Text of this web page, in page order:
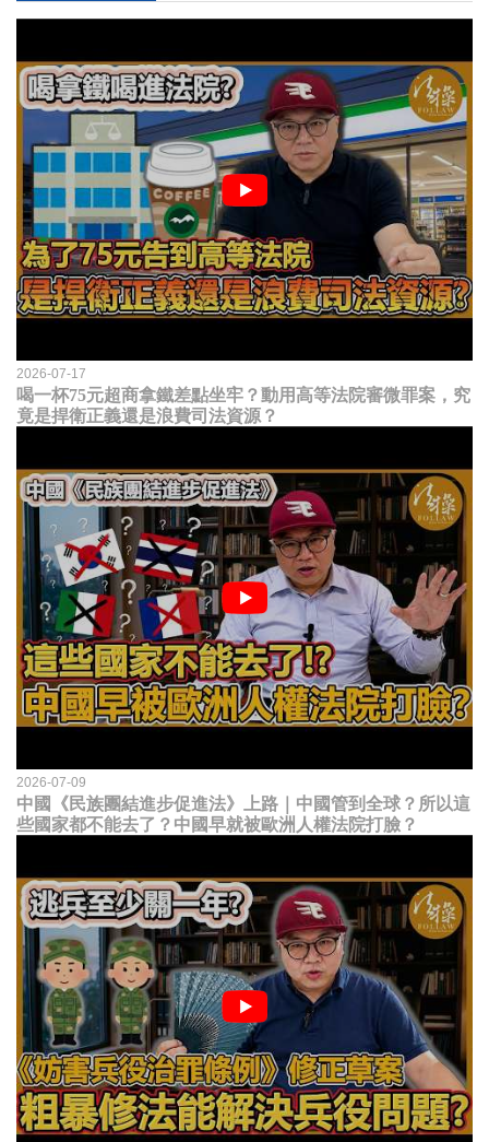
2026-07-17
喝一杯75元超商拿鐵差點坐牢？動用高等法院審微罪案，究
竟是捍衛正義還是浪費司法資源？
2026-07-09
中國《民族團結進步促進法》上路｜中國管到全球？所以這
些國家都不能去了？中國早就被歐洲人權法院打臉？